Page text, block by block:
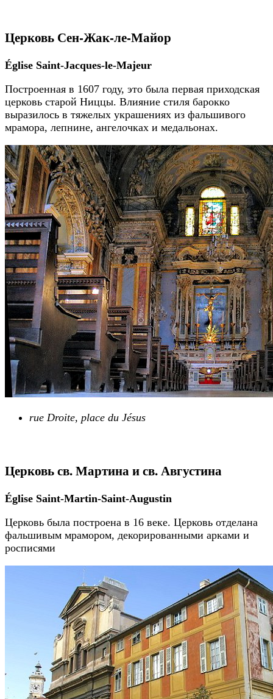
Церковь Сен-Жак-ле-Майор
Église Saint-Jacques-le-Majeur
Построенная в 1607 году, это была первая приходская
церковь старой Ниццы. Влияние стиля барокко
выразилось в тяжелых украшениях из фальшивого
мрамора, лепнине, ангелочках и медальонах.
rue Droite, place du Jésus
Церковь св. Мартина и св. Августина
Église Saint-Martin-Saint-Augustin
Церковь была построена в 16 веке. Церковь отделана
фальшивым мрамором, декорированными арками и
росписями